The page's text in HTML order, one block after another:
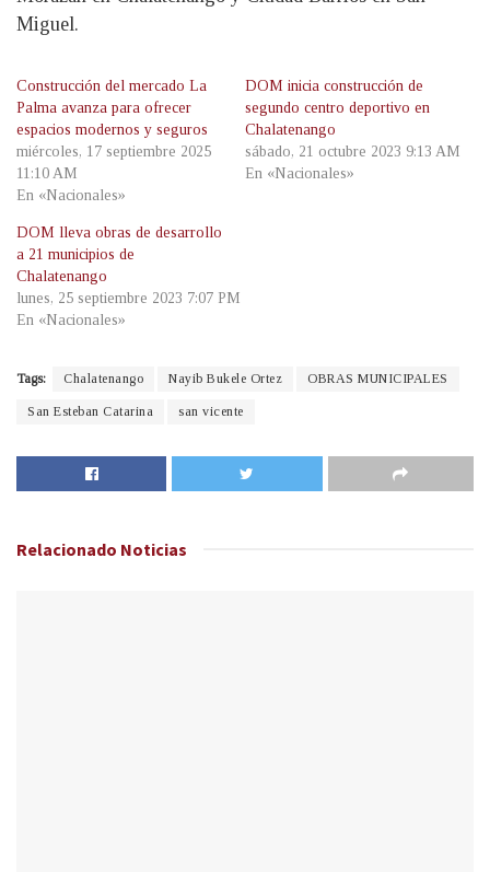
Miguel.
Construcción del mercado La
Palma avanza para ofrecer
espacios modernos y seguros
miércoles, 17 septiembre 2025
11:10 AM
En «Nacionales»
DOM inicia construcción de
segundo centro deportivo en
Chalatenango
sábado, 21 octubre 2023 9:13 AM
En «Nacionales»
DOM lleva obras de desarrollo
a 21 municipios de
Chalatenango
lunes, 25 septiembre 2023 7:07 PM
En «Nacionales»
Tags: Chalatenango Nayib Bukele Ortez OBRAS MUNICIPALES
San Esteban Catarina san vicente
Relacionado Noticias